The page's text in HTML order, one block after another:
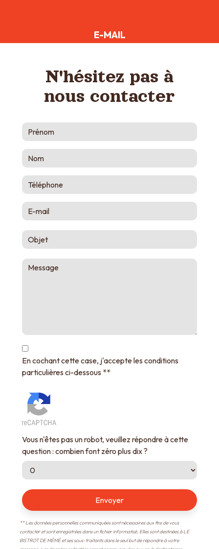
E-MAIL
N'hésitez pas à
nous contacter
En cochant cette case, j'accepte les conditions
particulières ci-dessous **
Vous n'êtes pas un robot, veuillez répondre à cette
question : combien font zéro plus dix ?
Envoyer
** Les données personnelles communiquées sont nécessaires aux fins de vous
contacter et sont enregistrées dans un fichier informatisé. Elles sont destinées à LE
BISTROT DE MÉMÉ et ses sous-traitants dans le seul but de répondre à votre